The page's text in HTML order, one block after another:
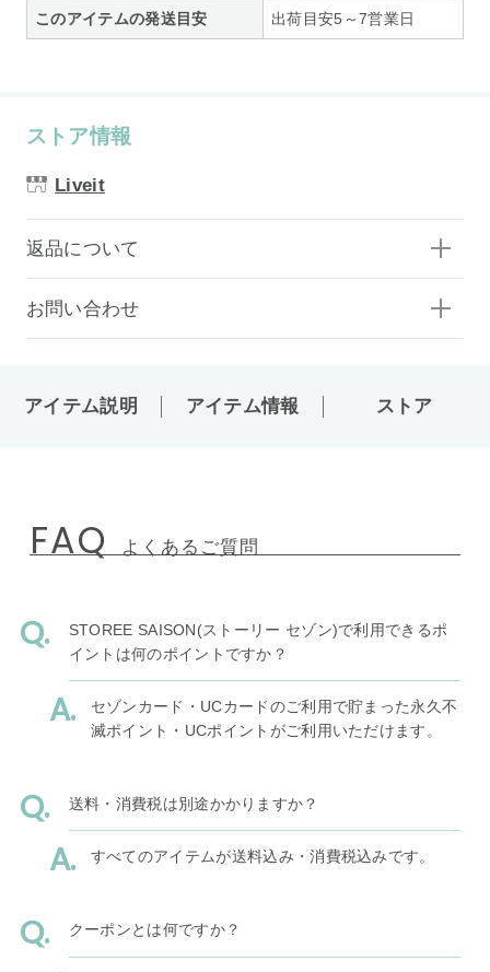
このアイテムの発送目安 出荷目安5～7営業日
ストア情報
Liveit
返品について
お問い合わせ
アイテム説明 アイテム情報 ストア
FAQ よくあるご質問
STOREE SAISON(ストーリー セゾン)で利用できるポ
イントは何のポイントですか？
セゾンカード・UCカードのご利用で貯まった永久不
滅ポイント・UCポイントがご利用いただけます。
送料・消費税は別途かかりますか？
すべてのアイテムが送料込み・消費税込みです。
クーポンとは何ですか？